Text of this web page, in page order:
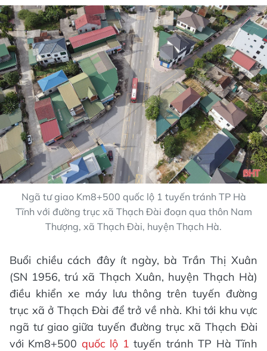
Ngã tư giao Km8+500 quốc lộ 1 tuyến tránh TP Hà
Tĩnh với đường trục xã Thạch Đài đoạn qua thôn Nam
Thượng, xã Thạch Đài, huyện Thạch Hà.
Buổi chiều cách đây ít ngày, bà Trần Thị Xuân
(SN 1956, trú xã Thạch Xuân, huyện Thạch Hà)
điều khiển xe máy lưu thông trên tuyến đường
trục xã ở Thạch Đài để trở về nhà. Khi tới khu vực
ngã tư giao giữa tuyến đường trục xã Thạch Đài
với Km8+500 quốc lộ 1 tuyến tránh TP Hà Tĩnh